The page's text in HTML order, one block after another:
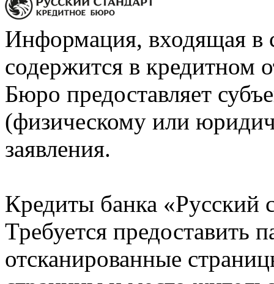
Информация, входящая в
содержится в кредитном
Бюро предоставляет
(физическому или
заявления.
Кредиты банка «Русский
Требуется предоставить
отсканированные